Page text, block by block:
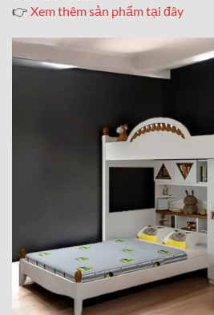
👉 Xem thêm sản phẩm tại đây